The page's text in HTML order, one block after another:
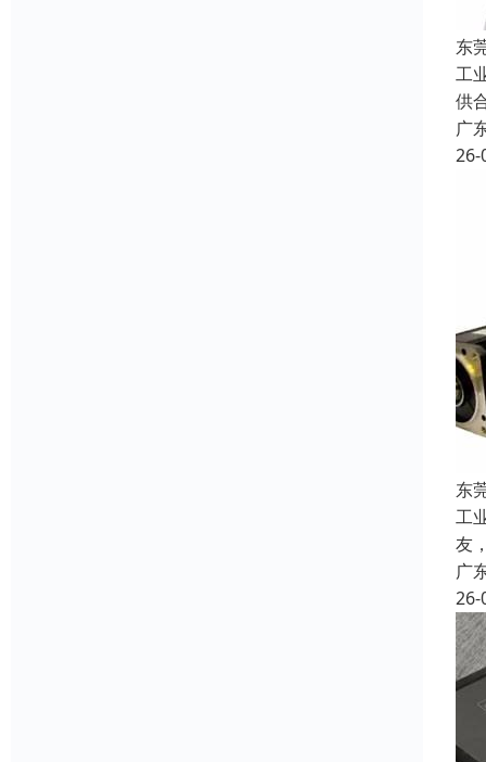
东
工
供
广
26-
东
工
友
广
26-